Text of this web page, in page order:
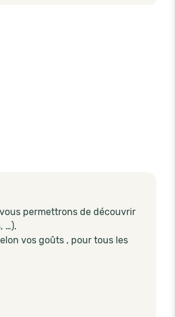
permettrons de découvrir
…).
vos goûts , pour tous les